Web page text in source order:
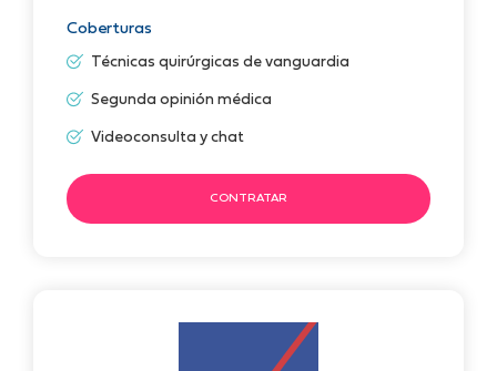
Coberturas
Técnicas quirúrgicas de vanguardia
Segunda opinión médica
Videoconsulta y chat
CONTRATAR